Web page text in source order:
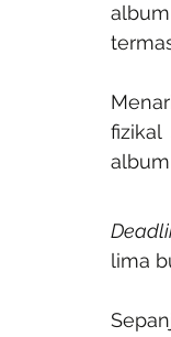
fizikal
lima